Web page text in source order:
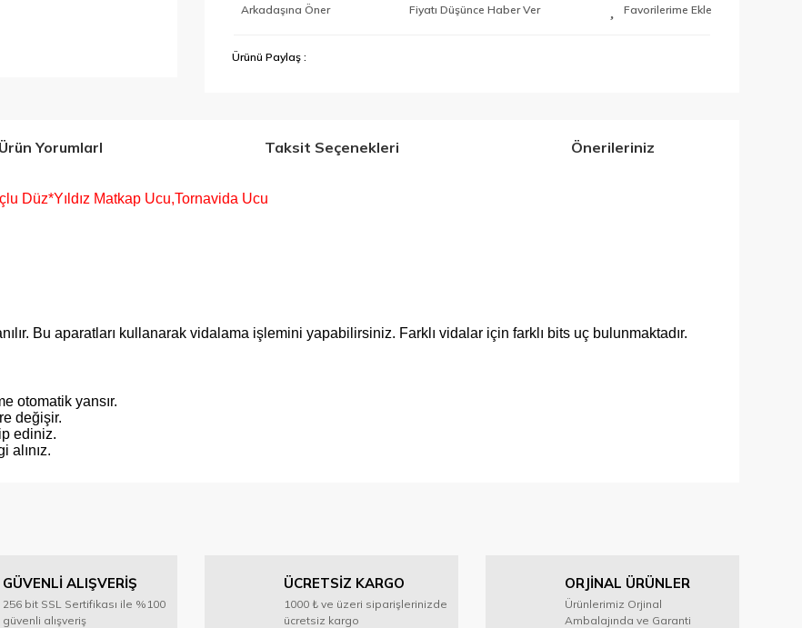
Arkadaşına Öner Fiyatı Düşünce Haber Ver
Ürünü Paylaş :
Ürün YorumlarI Taksit Seçenekleri Önerileriniz
Düz*Yıldız Matkap Ucu,Tornavida Ucu
Bu aparatları kullanarak vidalama işlemini yapabilirsiniz. Farklı vidalar için farklı bits uç bulunmaktadır.
otomatik yansır.
değişir.
ediniz.
alınız.
GÜVENLİ ALIŞVERİŞ
256 bit SSL Sertifikası ile %100
güvenli alışveriş
ÜCRETSİZ KARGO
1000 ₺ ve üzeri siparişlerinizde
ücretsiz kargo
ORJİNAL ÜRÜNLER
Ürünlerimiz Orjinal
Ambalajında ve Garanti